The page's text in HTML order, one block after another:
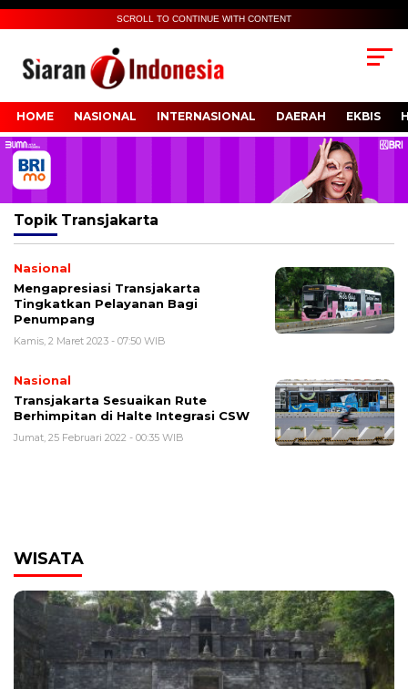
SCROLL TO CONTINUE WITH CONTENT
HOME NASIONAL INTERNASIONAL DAERAH EKBIS
Topik Transjakarta
Nasional
Mengapresiasi Transjakarta
Tingkatkan Pelayanan Bagi
Penumpang
Kamis, 2 Maret 2023 - 07:50 WIB
Nasional
Transjakarta Sesuaikan Rute
Berhimpitan di Halte Integrasi CSW
Jumat, 25 Februari 2022 - 00:35 WIB
WISATA